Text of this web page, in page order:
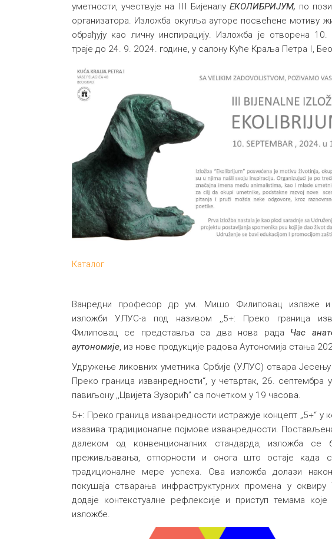
уметности, учествује на III БијеналуЕКОЛИБРИЈУМ, по
организатора. Изложба окупља ауторе посвећене мотиву
обрађују као личну инспирацију. Изложба је отворена
траје до 24. 9. 2024. године, у салону Куће Краља Петра I,
Каталог
Ванредни професор др ум. Мишо Филиповац излаже и
изложби УЛУС-а под називом ,,5+: Преко граница
Филиповац се представља са два нова рада Час
аутономије, из нове продукције радова Аутономија стања
Удружење ликовних уметника Србије (УЛУС) отвара Јесењу
Преко граница изванредности“, у четвртак, 26. септембра
павиљону ,,Цвијета Зузорић” са почетком у 19 часова.
5+: Преко граница изванредности истражује концепт „5+“ у
изазива традиционалне појмове изванредности.
далеком од конвенционалних стандарда, изложба се
преживљавања, отпорности и онога што остаје када
традиционалне мере успеха. Ова изложба долази
покушаја стварања инфраструктурних промена у
додаје контекстуалне рефлексије и приступ темама
изложбе.